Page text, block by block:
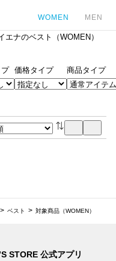
WOMEN MEN
ナのベスト（WOMEN）
価格タイプ 商品タイプ
ベスト 対象商品（WOMEN）
STORE 公式アプリ